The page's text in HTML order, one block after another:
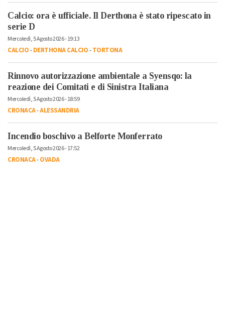
Calcio: ora è ufficiale. Il Derthona è stato ripescato in
serie D
Mercoledì, 5 Agosto 2026 - 19:13
CALCIO-DERTHONA CALCIO-TORTONA
Rinnovo autorizzazione ambientale a Syensqo: la
reazione dei Comitati e di Sinistra Italiana
Mercoledì, 5 Agosto 2026 - 18:59
CRONACA-ALESSANDRIA
Incendio boschivo a Belforte Monferrato
Mercoledì, 5 Agosto 2026 - 17:52
CRONACA-OVADA